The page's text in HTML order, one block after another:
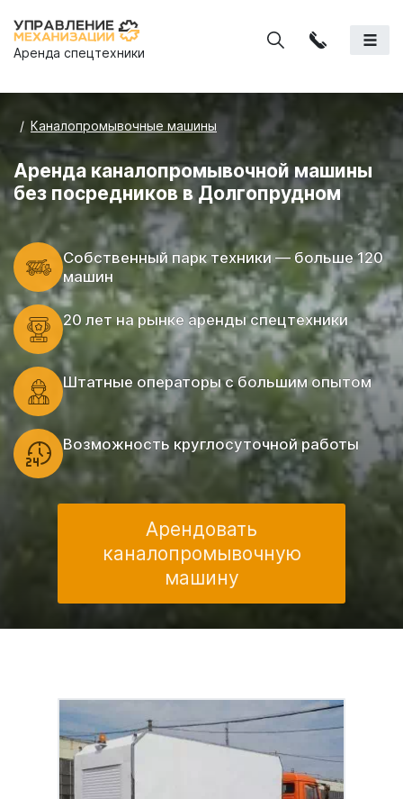
Аренда спецтехники
Каналопромывочные машины
Аренда каналопромывочной машины
без посредников в Долгопрудном
Cобственный парк техники — больше 120
машин
20 лет на рынке аренды спецтехники
Штатные операторы с большим опытом
Возможность круглосуточной работы
Арендовать
каналопромывочную
машину